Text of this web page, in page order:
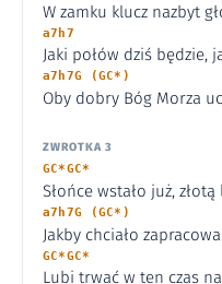
W zamku klucz nazbyt
a7h7
Jaki połów dziś będzie,
a7h7G (GC*)
Oby dobry Bóg Morza
ZWROTKA 3
GC*GC*
Słońce wstało już,
a7h7G (GC*)
Jakby chciało
GC*GC*
Lubi trwać w ten czas